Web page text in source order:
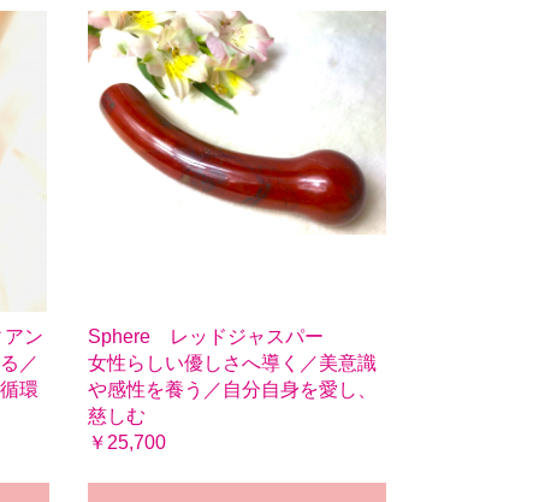
ン
／
環
Sphere レッドジャスパー
女性らしい優しさへ導く／美意識
や感性を養う／自分自身を愛し、
慈しむ
￥25,700